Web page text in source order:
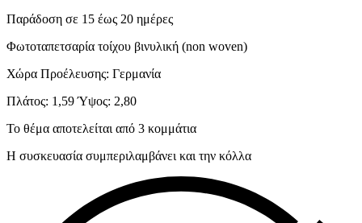
Παράδοση σε 15 έως 20 ημέρες
Φωτοταπετσαρία τοίχου βινυλική (non woven)
Χώρα Προέλευσης: Γερμανία
Πλάτος: 1,59 Ύψος: 2,80
Το θέμα αποτελείται από 3 κομμάτια
Η συσκευασία συμπεριλαμβάνει και την κόλλα